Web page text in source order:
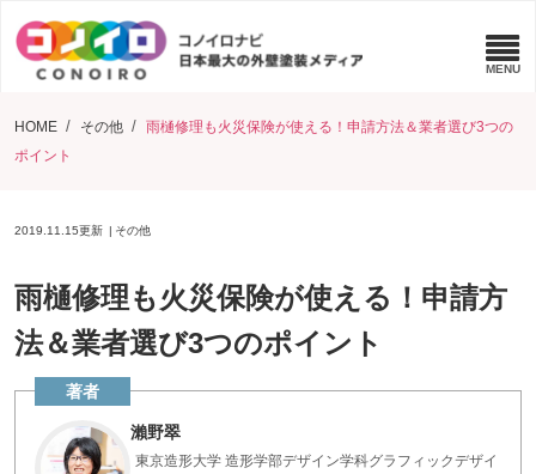
HOME その他
雨樋修理も火災保険が使える！申請方法＆業者選び3つの
ポイント
2019.11.15更新 その他
雨樋修理も火災保険が使える！申請方
法＆業者選び3つのポイント
瀨野翠
東京造形大学 造形学部デザイン学科グラフィックデザイ